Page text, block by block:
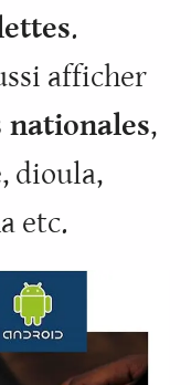
.
afficher
nationales,
dioula,
etc.